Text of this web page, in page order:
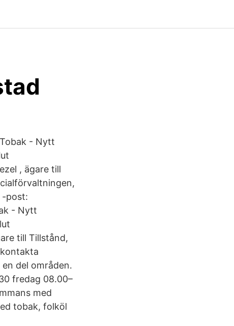
- Nytt
, ägare till
-post:
- Nytt
till Tillstånd,
del områden.
fredag 08.00–
med
tobak, folköl